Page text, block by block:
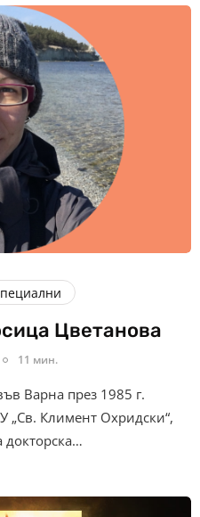
Цветанова
11 мин.
Варна през 1985 г.
„Св. Климент Охридски“,
докторска…